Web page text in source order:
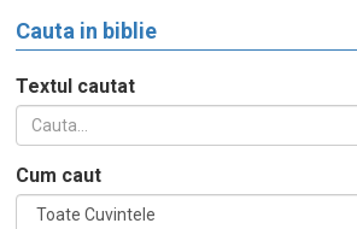
Cauta in biblie
Textul cautat
Cum caut